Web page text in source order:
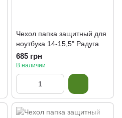
Чехол папка защитный для
ноутбука 14-15,5" Радуга
685 грн
В наличии